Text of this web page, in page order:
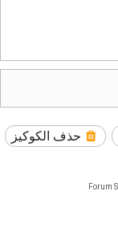
حذف الكوكيز